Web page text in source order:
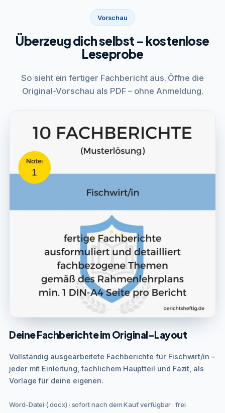
Vorschau
Überzeug dich selbst – kostenlose
Leseprobe
So sieht ein fertiger Fachbericht aus. Öffne die
Original-Vorschau als PDF – ohne Anmeldung.
Deine Fachberichte im Original-Layout
Vollständig ausgearbeitete Fachberichte für Fischwirt/in –
jeder mit Einleitung, fachlichem Hauptteil und Fazit, als
Vorlage für deine eigenen.
Word-Datei (.docx) · sofort nach dem Kauf verfügbar · frei